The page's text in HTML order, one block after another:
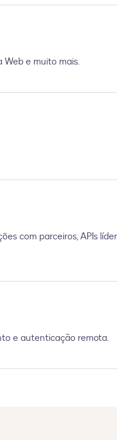
e muito mais.
com parceiros, APIs
e autenticação remota.